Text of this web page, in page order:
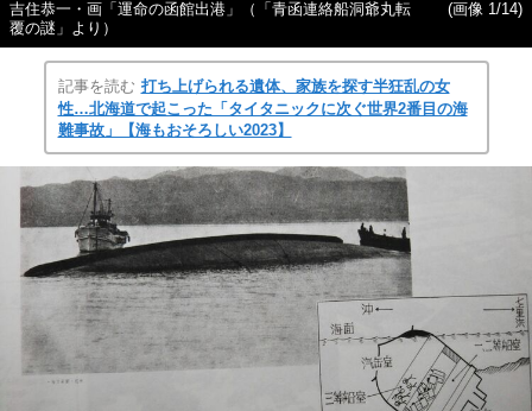
吉住恭一・画「運命の函館出港」（「青函連絡船洞爺丸転
覆の謎」より）
(画像 1/14)
記事を読む 打ち上げられる遺体、家族を探す半狂乱の女
性…北海道で起こった「タイタニックに次ぐ世界2番目の海
難事故」【海もおそろしい2023】